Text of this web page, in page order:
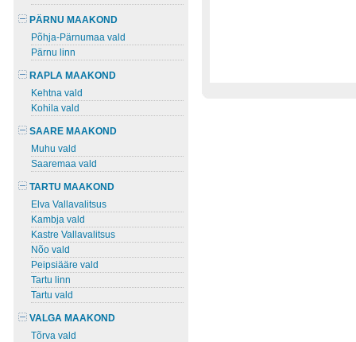
PÄRNU MAAKOND
Põhja-Pärnumaa vald
Pärnu linn
RAPLA MAAKOND
Kehtna vald
Kohila vald
SAARE MAAKOND
Muhu vald
Saaremaa vald
TARTU MAAKOND
Elva Vallavalitsus
Kambja vald
Kastre Vallavalitsus
Nõo vald
Peipsiääre vald
Tartu linn
Tartu vald
VALGA MAAKOND
Tõrva vald